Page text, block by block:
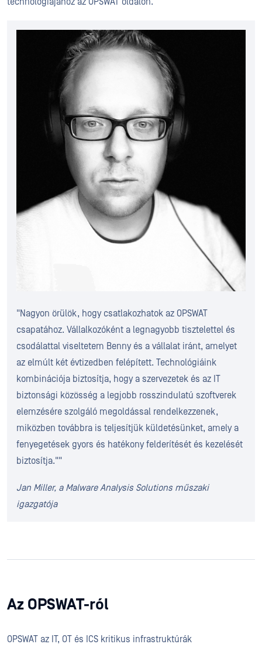
"Nagyon örülök, hogy csatlakozhatok az OPSWAT
csapatához. Vállalkozóként a legnagyobb tisztelettel és
csodálattal viseltetem Benny és a vállalat iránt, amelyet
az elmúlt két évtizedben felépített. Technológiáink
kombinációja biztosítja, hogy a szervezetek és az IT
biztonsági közösség a legjobb rosszindulatú szoftverek
elemzésére szolgáló megoldással rendelkezzenek,
miközben továbbra is teljesítjük küldetésünket, amely a
fenyegetések gyors és hatékony felderítését és kezelését
biztosítja.""
Jan Miller, a Malware Analysis Solutions műszaki
igazgatója
Az OPSWAT-ról
OPSWAT az IT, OT és ICS kritikus infrastruktúrák